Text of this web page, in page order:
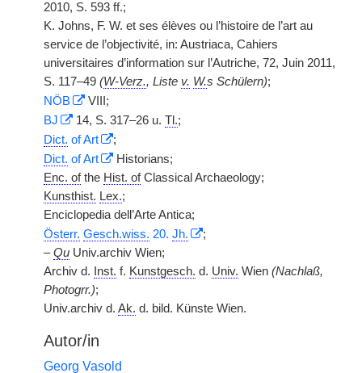
2010, S. 593 ff.;
K. Johns, F. W. et ses élèves ou l’histoire de l’art au
service de l’objectivité, in: Austriaca, Cahiers
universitaires d’information sur l’Autriche, 72, Juin 2011,
S. 117–49 (W-Verz., Liste v. W.s Schülern);
NÖB
VIII;
BJ
14, S. 317–26 u. Tl.;
Dict. of Art
;
Dict. of Art
Historians;
Enc. ofthe Hist. ofClassical Archaeology;
Kunsthist. Lex.;
Enciclopedia dell’Arte Antica;
Österr. Gesch.wiss. 20. Jh.
;
–Qu Univ.archiv Wien;
Archiv d.
Inst. f. Kunstgesch. d. Univ. Wien (Nachlaß,
Photogrr.);
Univ.archiv d. Ak. d. bild. Künste Wien.
Autor/in
Georg Vasold